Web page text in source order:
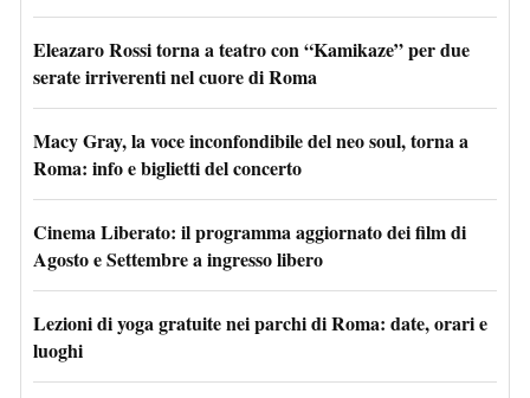
Eleazaro Rossi torna a teatro con “Kamikaze” per due
serate irriverenti nel cuore di Roma
Macy Gray, la voce inconfondibile del neo soul, torna a
Roma: info e biglietti del concerto
Cinema Liberato: il programma aggiornato dei film di
Agosto e Settembre a ingresso libero
Lezioni di yoga gratuite nei parchi di Roma: date, orari e
luoghi